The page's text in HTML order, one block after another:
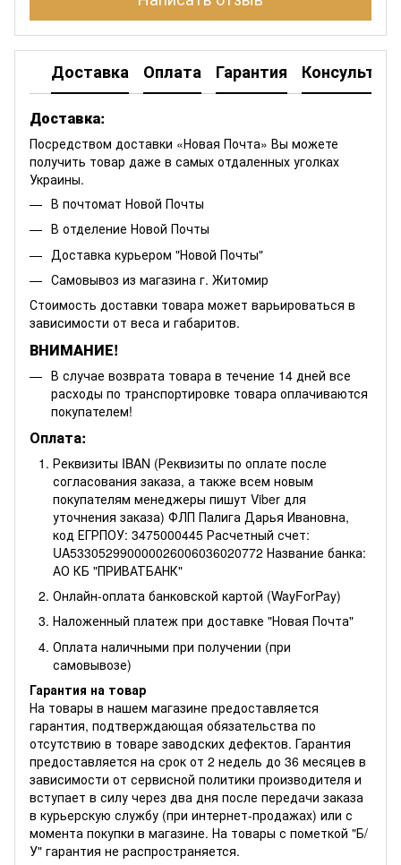
Доставка Оплата Гарантия
Доставка:
Посредством доставки «Новая Почта» Вы можете
получить товар даже в самых отдаленных уголках
Украины.
В почтомат Новой Почты
В отделение Новой Почты
Доставка курьером "Новой Почты"
Самовывоз из магазина г. Житомир
Стоимость доставки товара может варьироваться в
зависимости от веса и габаритов.
ВНИМАНИЕ!
В случае возврата товара в течение 14 дней все
расходы по транспортировке товара оплачиваются
покупателем!
Оплата:
Реквизиты IBAN (Реквизиты по оплате после
согласования заказа, а также всем новым
покупателям менеджеры пишут Viber для
уточнения заказа) ФЛП Палига Дарья Ивановна,
код ЕГРПОУ: 3475000445 Расчетный счет:
UA533052990000026006036020772 Название банка:
АО КБ "ПРИВАТБАНК"
Онлайн-оплата банковской картой (WayForPay)
Наложенный платеж при доставке "Новая Почта"
Оплата наличными при получении (при
самовывозе)
Гарантия на товар
На товары в нашем магазине предоставляется
гарантия, подтверждающая обязательства по
отсутствию в товаре заводских дефектов. Гарантия
предоставляется на срок от 2 недель до 36 месяцев в
зависимости от сервисной политики производителя и
вступает в силу через два дня после передачи заказа
в курьерскую службу (при интернет-продажах) или с
момента покупки в магазине. На товары с пометкой "Б/
У" гарантия не распространяется.